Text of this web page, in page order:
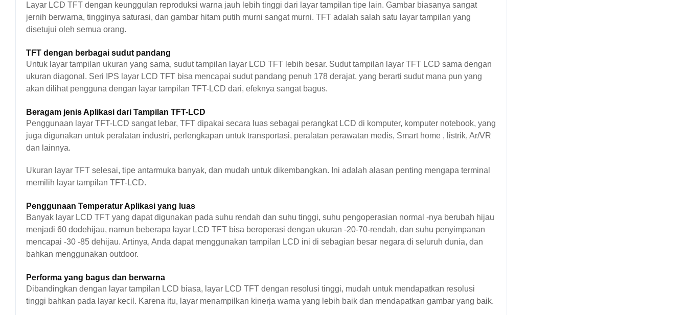
Layar LCD TFT dengan keunggulan reproduksi warna jauh lebih tinggi dari layar tampilan tipe lain. Gambar biasanya sangat
jernih berwarna, tingginya saturasi, dan gambar hitam putih murni sangat murni. TFT adalah salah satu layar tampilan yang
disetujui oleh semua orang.
TFT dengan berbagai sudut pandang
Untuk layar tampilan ukuran yang sama, sudut tampilan layar LCD TFT lebih besar. Sudut tampilan layar TFT LCD sama dengan
ukuran diagonal. Seri IPS layar LCD TFT bisa mencapai sudut pandang penuh 178 derajat, yang berarti sudut mana pun yang
akan dilihat pengguna dengan layar tampilan TFT-LCD dari, efeknya sangat bagus.
Beragam jenis Aplikasi dari Tampilan TFT-LCD
Penggunaan layar TFT-LCD sangat lebar, TFT dipakai secara luas sebagai perangkat LCD di komputer, komputer notebook, yang
juga digunakan untuk peralatan industri, perlengkapan untuk transportasi, peralatan perawatan medis, Smart home , listrik, Ar/VR
dan lainnya.
Ukuran layar TFT selesai, tipe antarmuka banyak, dan mudah untuk dikembangkan. Ini adalah alasan penting mengapa terminal
memilih layar tampilan TFT-LCD.
Penggunaan Temperatur Aplikasi yang luas
Banyak layar LCD TFT yang dapat digunakan pada suhu rendah dan suhu tinggi, suhu pengoperasian normal -nya berubah hijau
menjadi 60 dodehijau, namun beberapa layar LCD TFT bisa beroperasi dengan ukuran -20-70-rendah, dan suhu penyimpanan
mencapai -30 -85 dehijau. Artinya, Anda dapat menggunakan tampilan LCD ini di sebagian besar negara di seluruh dunia, dan
bahkan menggunakan outdoor.
Performa yang bagus dan berwarna
Dibandingkan dengan layar tampilan LCD biasa, layar LCD TFT dengan resolusi tinggi, mudah untuk mendapatkan resolusi
tinggi bahkan pada layar kecil. Karena itu, layar menampilkan kinerja warna yang lebih baik dan mendapatkan gambar yang baik.